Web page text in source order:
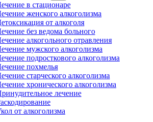
в стационаре
женского алкоголизма
от алкоголя
без ведома больного
алкогольного отравления
мужского алкоголизма
подросткового алкоголизма
похмелья
старческого алкоголизма
хронического алкоголизма
лечение
от алкоголизма